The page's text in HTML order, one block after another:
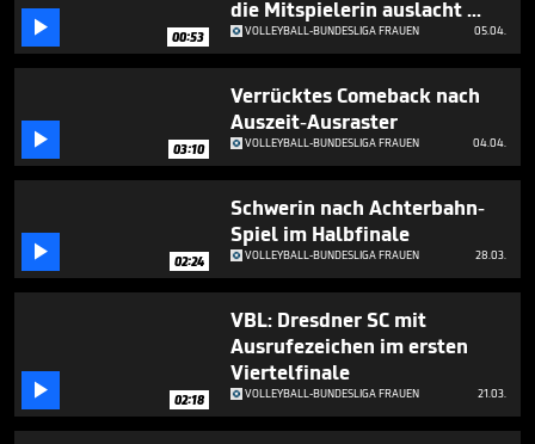
3
minutes,
25
seconds
 00:53
die Mitspielerin auslacht ...
VOLLEYBALL-BUNDESLIGA FRAUEN 05.04.
 03:10
Verrücktes Comeback nach
Auszeit-Ausraster
VOLLEYBALL-BUNDESLIGA FRAUEN 04.04.
 02:24
Schwerin nach Achterbahn-
Spiel im Halbfinale
VOLLEYBALL-BUNDESLIGA FRAUEN 28.03.
 02:18
VBL: Dresdner SC mit
Ausrufezeichen im ersten
Viertelfinale
VOLLEYBALL-BUNDESLIGA FRAUEN 21.03.